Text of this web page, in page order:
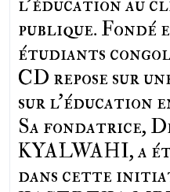
publique. Fondé
étudiants
CD repose sur
sur l'éducation
Sa fondatrice,
KYALWAHI, a
dans cette